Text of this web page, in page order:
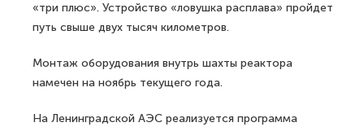
«три плюс». Устройство «ловушка расплава» пройдет
путь свыше двух тысяч километров.
Монтаж оборудования внутрь шахты реактора
намечен на ноябрь текущего года.
На Ленинградской АЭС реализуется программа